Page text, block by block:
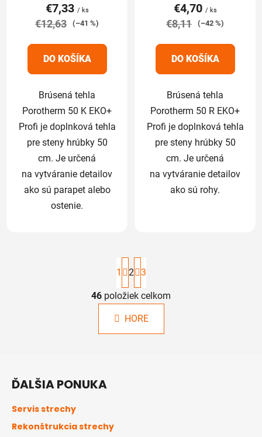
je
5,0
5
hviezdičiek.
€7,33 / ks
€12,63 (–41 %)
DO KOŠÍKA
Brúsená tehla
Porotherm 50 K EKO+
Profi je doplnková tehla
pre steny hrúbky 50
cm. Je určená
na vytváranie detailov
ako sú parapet alebo
ostenie.
je
5,0
5
hviezdičiek.
€4,70 / ks
€8,11 (–42 %)
DO KOŠÍKA
Brúsená tehla
Porotherm 50 R EKO+
Profi je doplnková tehla
pre steny hrúbky 50
cm. Je určená
na vytváranie detailov
ako sú rohy.
O
v
l
á
S
t
r
á
n
k
1 2 3
46 položiek celkom
HORE
ĎALŠIA PONUKA
Servis strechy
Rekonštrukcia strechy